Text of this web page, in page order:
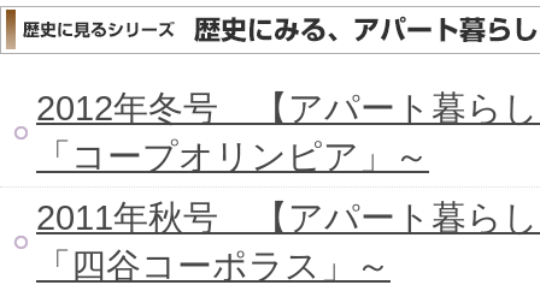
2012年冬号 【アパート暮ら
「コープオリンピア」～
2011年秋号 【アパート暮ら
「四谷コーポラス」～